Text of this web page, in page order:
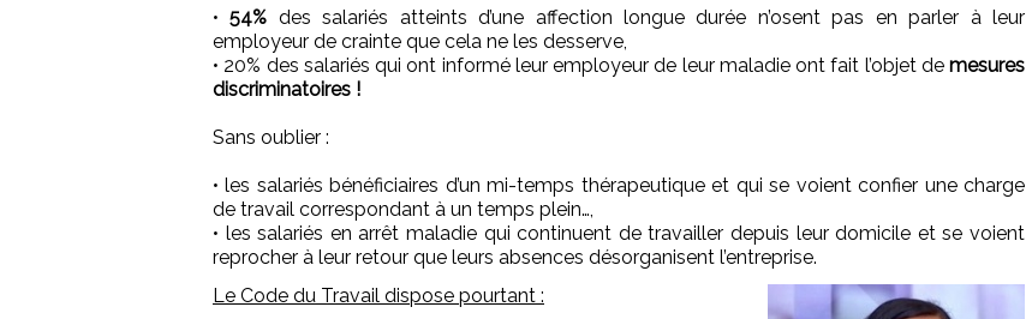
•54% des salariés atteints d’une affection longue durée n’osent pas en parler à leur
employeur de crainte que cela ne les desserve,
• 20% des salariés qui ont informé leur employeur de leur maladie ont fait l’objet de mesures
discriminatoires !
Sans oublier :
• les salariés bénéficiaires d’un mi-temps thérapeutique et qui se voient confier une charge
de travail correspondant à un temps plein…,
• les salariés en arrêt maladie qui continuent de travailler depuis leur domicile et se voient
reprocher à leur retour que leurs absences désorganisent l’entreprise.
Le Code du Travail dispose pourtant :